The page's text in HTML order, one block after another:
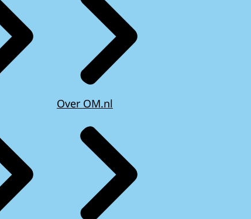
Over OM.nl